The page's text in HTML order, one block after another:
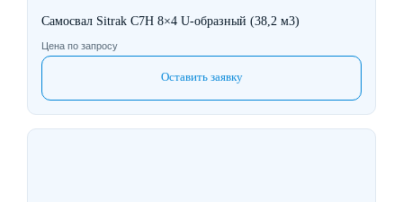
Самосвал Sitrak C7H 8×4 U-образный (38,2 м3)
Цена по запросу
Оставить заявку